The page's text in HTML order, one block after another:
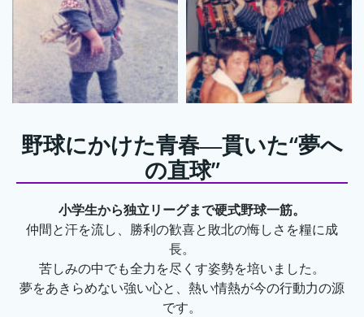
野球にかけた青春―貫いた“夢へ
の直球”
小学生から独立リーグまで硬式野球一筋。
仲間と汗を流し、勝利の歓喜と敗北の悔しさを糧に成
長。
苦しみの中でも全力を尽くす姿勢を培いました。
夢をあきらめない強い心と、熱い情熱が今の行動力の源
です。